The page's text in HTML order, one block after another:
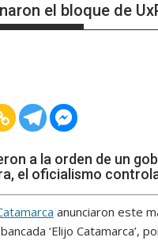
el bloque de
a la orden de un
el oficialismo
anunciaron este
‘Elijo Catamarca’,